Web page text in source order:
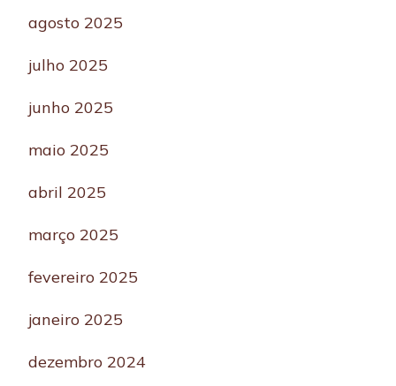
agosto 2025
julho 2025
junho 2025
maio 2025
abril 2025
março 2025
fevereiro 2025
janeiro 2025
dezembro 2024